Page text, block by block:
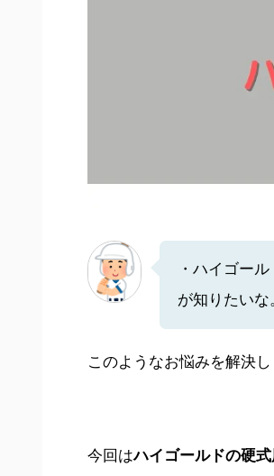
・ハイゴー
が知りたいな
このようなお悩みを解決し
今回はハイゴールドの硬